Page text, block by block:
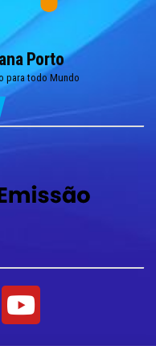
Porto
para todo Mundo